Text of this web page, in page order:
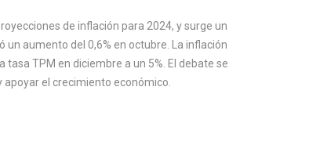
de inflación para 2024, y surge un
un aumento del 0,6% en octubre. La inflación
TPM en diciembre a un 5%. El debate se
el crecimiento económico.